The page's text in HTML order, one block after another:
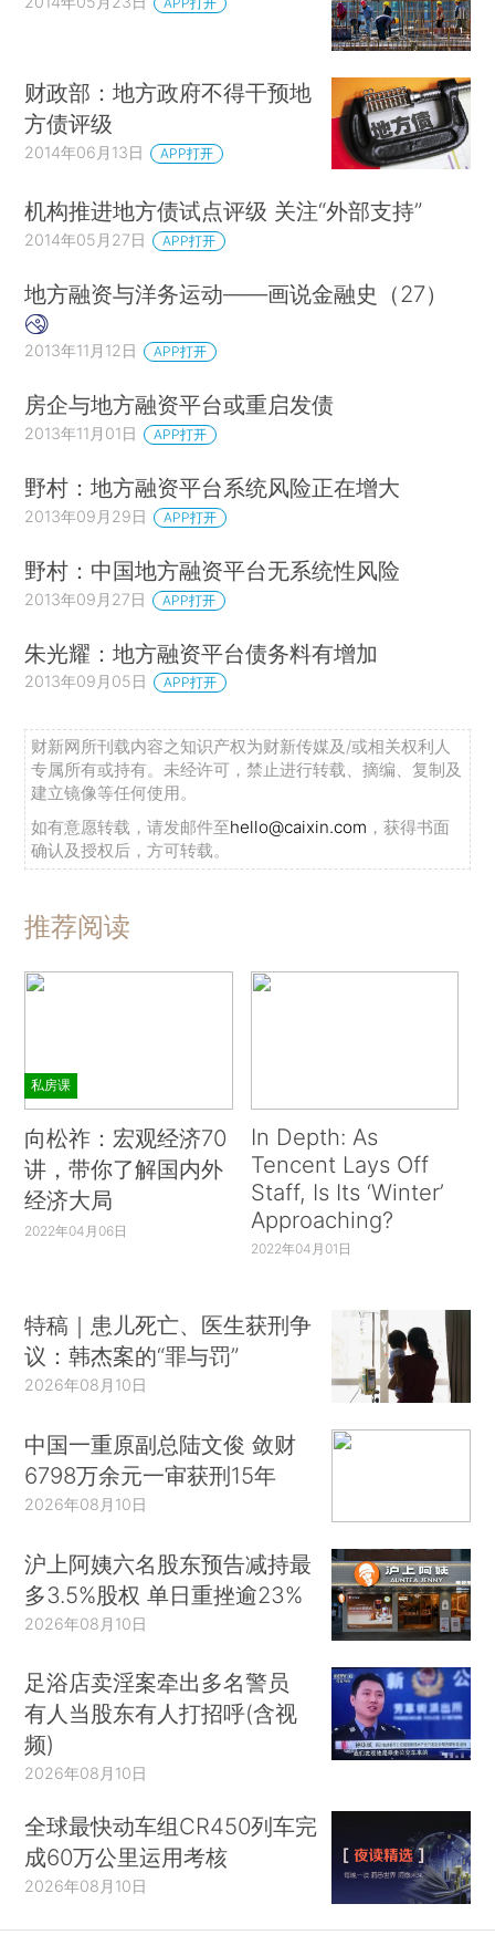
财政部：地方政府不得干预地
方债评级
2014年06月13日 APP打开
机构推进地方债试点评级 关注“外部支持”
2014年05月27日 APP打开
地方融资与洋务运动——画说金融史（27）
2013年11月12日 APP打开
房企与地方融资平台或重启发债
2013年11月01日 APP打开
野村：地方融资平台系统风险正在增大
2013年09月29日 APP打开
野村：中国地方融资平台无系统性风险
2013年09月27日 APP打开
朱光耀：地方融资平台债务料有增加
2013年09月05日 APP打开
财新网所刊载内容之知识产权为财新传媒及/或相关权利人
专属所有或持有。未经许可，禁止进行转载、摘编、复制及
建立镜像等任何使用。
如有意愿转载，请发邮件至hello@caixin.com ，获得书面
确认及授权后，方可转载。
推荐阅读
私房课
向松祚：宏观经济70
讲，带你了解国内外
经济大局
2022年04月06日
In Depth: As
Tencent Lays Off
Staff, Is Its ‘Winter’
Approaching?
2022年04月01日
特稿｜患儿死亡、医生获刑争
议：韩杰案的“罪与罚”
2026年08月10日
中国一重原副总陆文俊 敛财
6798万余元一审获刑15年
2026年08月10日
沪上阿姨六名股东预告减持最
多3.5%股权 单日重挫逾23%
2026年08月10日
足浴店卖淫案牵出多名警员
有人当股东有人打招呼(含视
频)
2026年08月10日
全球最快动车组CR450列车完
成60万公里运用考核
2026年08月10日